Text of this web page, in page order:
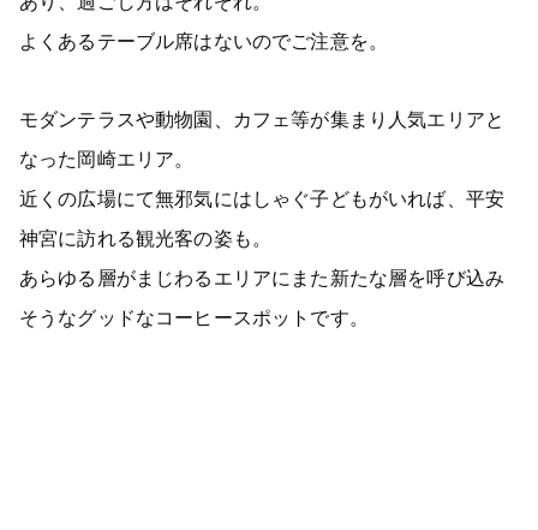
よくあるテーブル席はないのでご注意を。
モダンテラスや動物園、カフェ等が集まり人気エリアと
なった岡崎エリア。
近くの広場にて無邪気にはしゃぐ子どもがいれば、平安
神宮に訪れる観光客の姿も。
あらゆる層がまじわるエリアにまた新たな層を呼び込み
そうなグッドなコーヒースポットです。